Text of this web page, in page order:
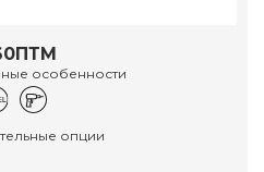
особенности
опции